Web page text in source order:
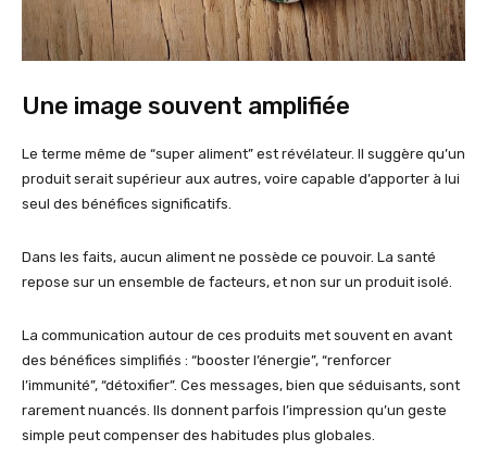
Une image souvent amplifiée
Le terme même de “super aliment” est révélateur. Il suggère qu’un
produit serait supérieur aux autres, voire capable d’apporter à lui
seul des bénéfices significatifs.
Dans les faits, aucun aliment ne possède ce pouvoir. La santé
repose sur un ensemble de facteurs, et non sur un produit isolé.
La communication autour de ces produits met souvent en avant
des bénéfices simplifiés : “booster l’énergie”, “renforcer
l’immunité”, “détoxifier”. Ces messages, bien que séduisants, sont
rarement nuancés. Ils donnent parfois l’impression qu’un geste
simple peut compenser des habitudes plus globales.